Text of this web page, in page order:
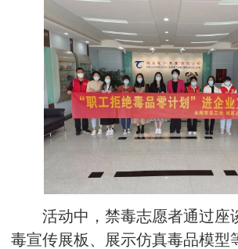
活动中，禁毒志愿者通过座
毒宣传展板、展示仿真毒品模型